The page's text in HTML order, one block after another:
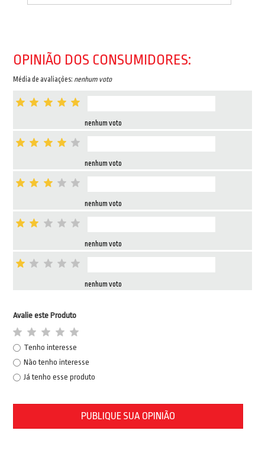
OPINIÃO DOS CONSUMIDORES:
Média de avaliações: nenhum voto
nenhum voto
nenhum voto
nenhum voto
nenhum voto
nenhum voto
Avalie este Produto
Tenho interesse
Não tenho interesse
Já tenho esse produto
PUBLIQUE SUA OPINIÃO